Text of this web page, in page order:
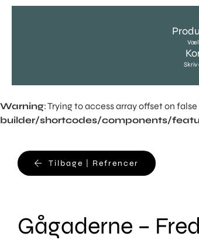
Skip
Skriv
Warning: Trying to access array offset on false
builder/shortcodes/components/
Tilbage | Refrencer
Gågaderne –